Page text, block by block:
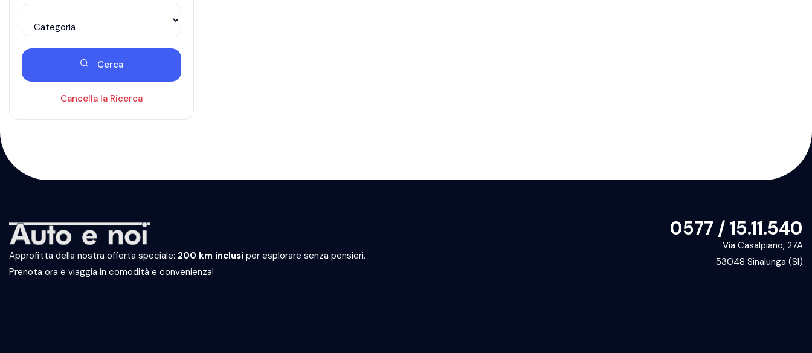
Cerca
Cancella la Ricerca
Approfitta della nostra offerta speciale: 200 km inclusi per esplorare senza pensieri.
Prenota ora e viaggia in comodità e convenienza!
0577 / 15.11.540
Via Casalpiano, 27A
53048 Sinalunga (SI)